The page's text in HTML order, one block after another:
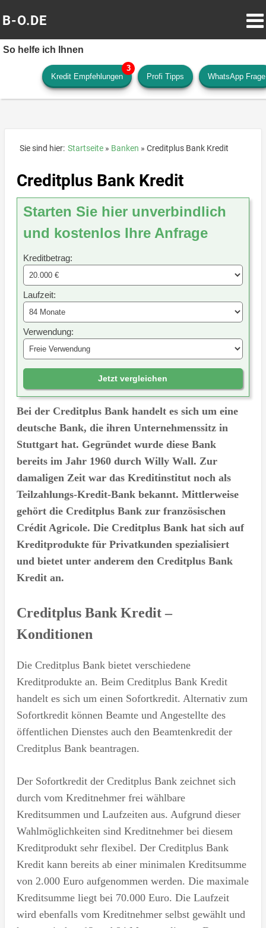
B-O.DE
So helfe ich Ihnen
Kredit Empfehlungen Profi Tipps WhatsApp Frage
Sie sind hier: Startseite Banken Creditplus Bank Kredit
Creditplus Bank Kredit
Starten Sie hier unverbindlich
und kostenlos Ihre Anfrage
Kreditbetrag:
Laufzeit:
Verwendung:
Jetzt vergleichen
Bei der Creditplus Bank handelt es sich um eine
deutsche Bank, die ihren Unternehmenssitz in
Stuttgart hat. Gegründet wurde diese Bank
bereits im Jahr 1960 durch Willy Wall. Zur
damaligen Zeit war das Kreditinstitut noch als
Teilzahlungs-Kredit-Bank bekannt. Mittlerweise
gehört die Creditplus Bank zur französischen
Crédit Agricole. Die Creditplus Bank hat sich auf
Kreditprodukte für Privatkunden spezialisiert
und bietet unter anderem den Creditplus Bank
Kredit an.
Creditplus Bank Kredit –
Konditionen
Die Creditplus Bank bietet verschiedene
Kreditprodukte an. Beim Creditplus Bank Kredit
handelt es sich um einen Sofortkredit. Alternativ zum
Sofortkredit können Beamte und Angestellte des
öffentlichen Dienstes auch den Beamtenkredit der
Creditplus Bank beantragen.
Der Sofortkredit der Creditplus Bank zeichnet sich
durch vom Kreditnehmer frei wählbare
Kreditsummen und Laufzeiten aus. Aufgrund dieser
Wahlmöglichkeiten sind Kreditnehmer bei diesem
Kreditprodukt sehr flexibel. Der Creditplus Bank
Kredit kann bereits ab einer minimalen Kreditsumme
von 2.000 Euro aufgenommen werden. Die maximale
Kreditsumme liegt bei 70.000 Euro. Die Laufzeit
wird ebenfalls vom Kreditnehmer selbst gewählt und